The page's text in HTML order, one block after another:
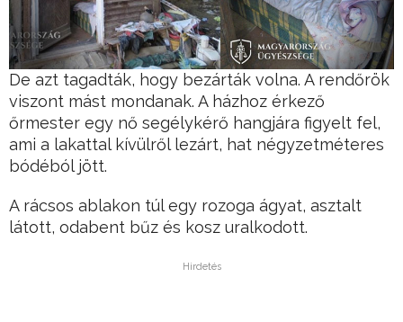
De azt tagadták, hogy bezárták volna. A rendőrök
viszont mást mondanak. A házhoz érkező
őrmester egy nő segélykérő hangjára figyelt fel,
ami a lakattal kívülről lezárt, hat négyzetméteres
bódéból jött.
A rácsos ablakon túl egy rozoga ágyat, asztalt
látott, odabent bűz és kosz uralkodott.
Hirdetés